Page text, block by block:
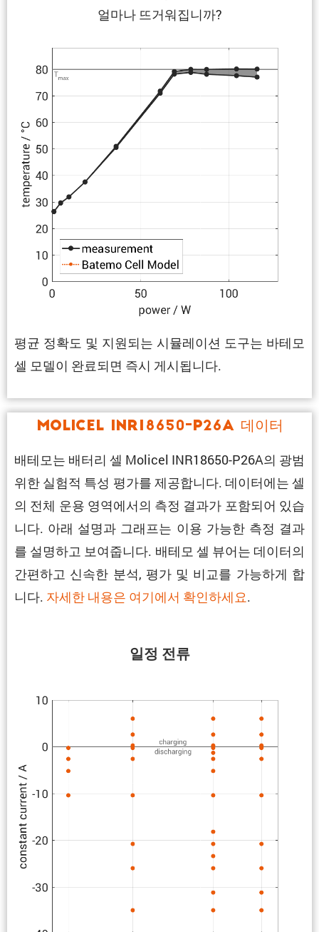
얼마나 뜨거워집니까?
평균 정확도 및 지원되는 시뮬레이션 도구는 바테모
셀 모델이 완료되면 즉시 게시됩니다.
Molicel INR18650-P26A 데이터
배테모는 배터리 셀 Molicel INR18650-P26A의 광범
위한 실험적 특성 평가를 제공합니다. 데이터에는 셀
의 전체 운용 영역에서의 측정 결과가 포함되어 있습
니다. 아래 설명과 그래프는 이용 가능한 측정 결과
를 설명하고 보여줍니다. 배테모 셀 뷰어는 데이터의
간편하고 신속한 분석, 평가 및 비교를 가능하게 합
니다. 자세한 내용은 여기에서 확인하세요.
일정 전류